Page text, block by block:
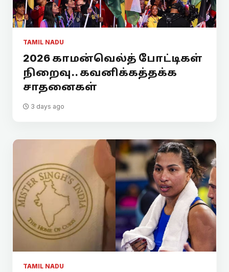
TAMIL NADU
2026 காமன்வெல்த் போட்டிகள்
நிறைவு.. கவனிக்கத்தக்க
சாதனைகள்
3 days ago
TAMIL NADU